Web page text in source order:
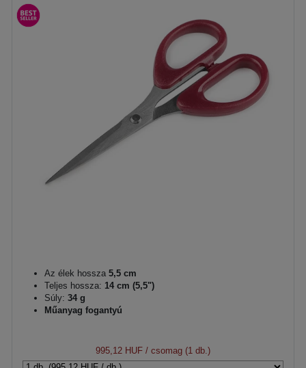
Az élek hossza 5,5 cm
Teljes hossza: 14 cm (5,5")
Súly: 34 g
Műanyag fogantyú
995,12 HUF / csomag (1 db.)